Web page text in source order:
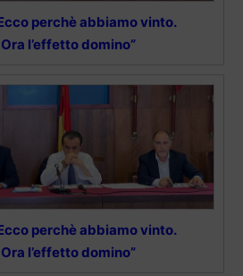
perchè abbiamo vinto.
l’effetto domino”
perchè abbiamo vinto.
l’effetto domino”